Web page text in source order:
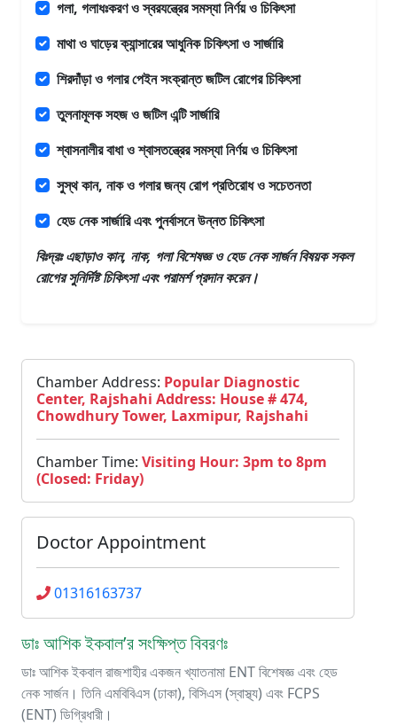
গলা, গলাধঃকরণ ও স্বরযন্ত্রের সমস্যা নির্ণয় ও চিকিৎসা
মাথা ও ঘাড়ের ক্যান্সারের আধুনিক চিকিৎসা ও সার্জারি
শিরদাঁড়া ও গলার পেইন সংক্রান্ত জটিল রোগের চিকিৎসা
তুলনামূলক সহজ ও জটিল এন্টি সার্জারি
শ্বাসনালীর বাধা ও শ্বাসতন্ত্রের সমস্যা নির্ণয় ও চিকিৎসা
সুস্থ কান, নাক ও গলার জন্য রোগ প্রতিরোধ ও সচেতনতা
হেড নেক সার্জারি এবং পুনর্বাসনে উন্নত চিকিৎসা
বিঃদ্রঃ এছাড়াওকান, নাক, গলা বিশেষজ্ঞ ও হেড নেক সার্জনবিষয়ক সকল
রোগের সুনির্দিষ্ট চিকিৎসা এবং পরামর্শ প্রদান করেন।
Chamber Address: Popular Diagnostic
Center, Rajshahi Address: House # 474,
Chowdhury Tower, Laxmipur, Rajshahi
Chamber Time: Visiting Hour: 3pm to 8pm
(Closed: Friday)
Doctor Appointment
01316163737
ডাঃ আশিক ইকবাল’র সংক্ষিপ্ত বিবরণঃ
ডাঃ আশিক ইকবাল রাজশাহীর একজন খ্যাতনামা ENT বিশেষজ্ঞ এবং হেড
নেক সার্জন। তিনি এমবিবিএস (ঢাকা), বিসিএস (স্বাস্থ্য) এবং FCPS
(ENT) ডিগ্রিধারী।